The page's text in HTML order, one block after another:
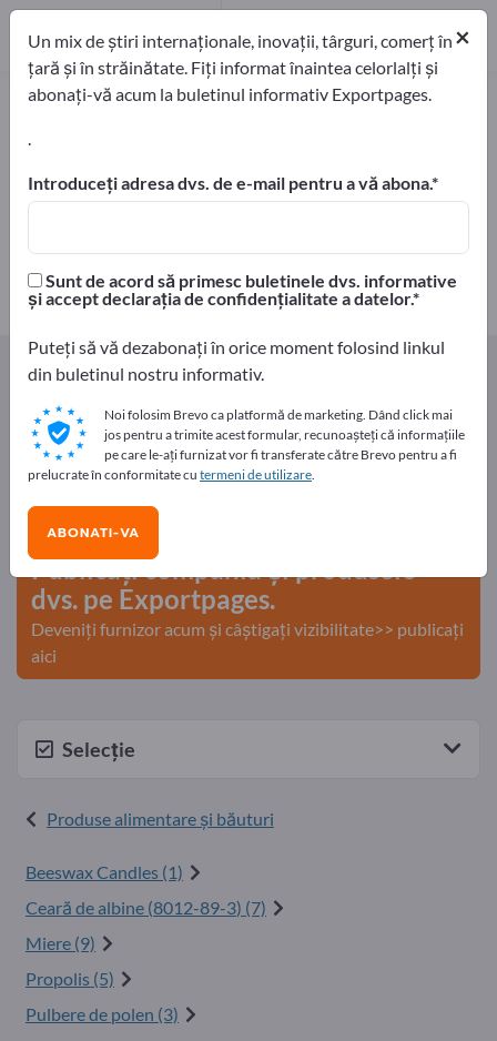
Produse apicole – găsiți
producători și furnizori
exportatori Producători
4
Producători15
Distribuitori4
Home Produse alimentare şi băuturi Produse apicole
Faceți publicitate gratuit pe
Exportpages!
Nevoile – Ofertele – Bunuri second-hand – Contacte
comerciale >> începeți aici
Publicați compania și produsele
dvs. pe Exportpages.
Deveniți furnizor acum și câștigați vizibilitate>> publicați
aici
Selecție
Produse alimentare şi băuturi
Beeswax Candles (1)
Ceară de albine (8012-89-3) (7)
Miere (9)
Propolis (5)
Pulbere de polen (3)
×
Un mix de știri internaționale, inovații, târguri, comerț în
țară și în străinătate. Fiți informat înaintea celorlalți și
abonați-vă acum la buletinul informativ Exportpages.
.
Introduceți adresa dvs. de e-mail pentru a vă abona.
Sunt de acord să primesc buletinele dvs. informative
și accept declarația de confidențialitate a datelor.
Puteți să vă dezabonați în orice moment folosind linkul
din buletinul nostru informativ.
Noi folosim Brevo ca platformă de marketing. Dând click mai
jos pentru a trimite acest formular, recunoașteți că informațiile
pe care le-ați furnizat vor fi transferate către Brevo pentru a fi
prelucrate în conformitate cu termeni de utilizare.
ABONATI-VA